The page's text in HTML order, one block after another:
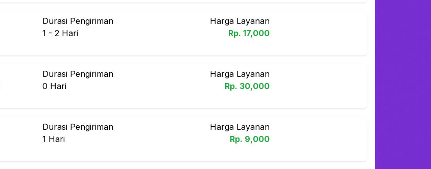
Durasi Pengiriman
1 - 2 Hari
Harga Layanan
Rp. 17,000
Durasi Pengiriman
0 Hari
Harga Layanan
Rp. 30,000
Durasi Pengiriman
1 Hari
Harga Layanan
Rp. 9,000